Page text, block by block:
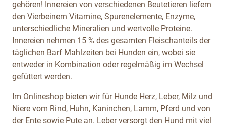
gehören! Innereien von verschiedenen Beutetieren liefern
den Vierbeinern Vitamine, Spurenelemente, Enzyme,
unterschiedliche Mineralien und wertvolle Proteine.
Innereien nehmen 15 % des gesamten Fleischanteils der
täglichen Barf Mahlzeiten bei Hunden ein, wobei sie
entweder in Kombination oder regelmäßig im Wechsel
gefüttert werden.
Im Onlineshop bieten wir für Hunde Herz, Leber, Milz und
Niere vom Rind, Huhn, Kaninchen, Lamm, Pferd und von
der Ente sowie Pute an. Leber versorgt den Hund mit viel